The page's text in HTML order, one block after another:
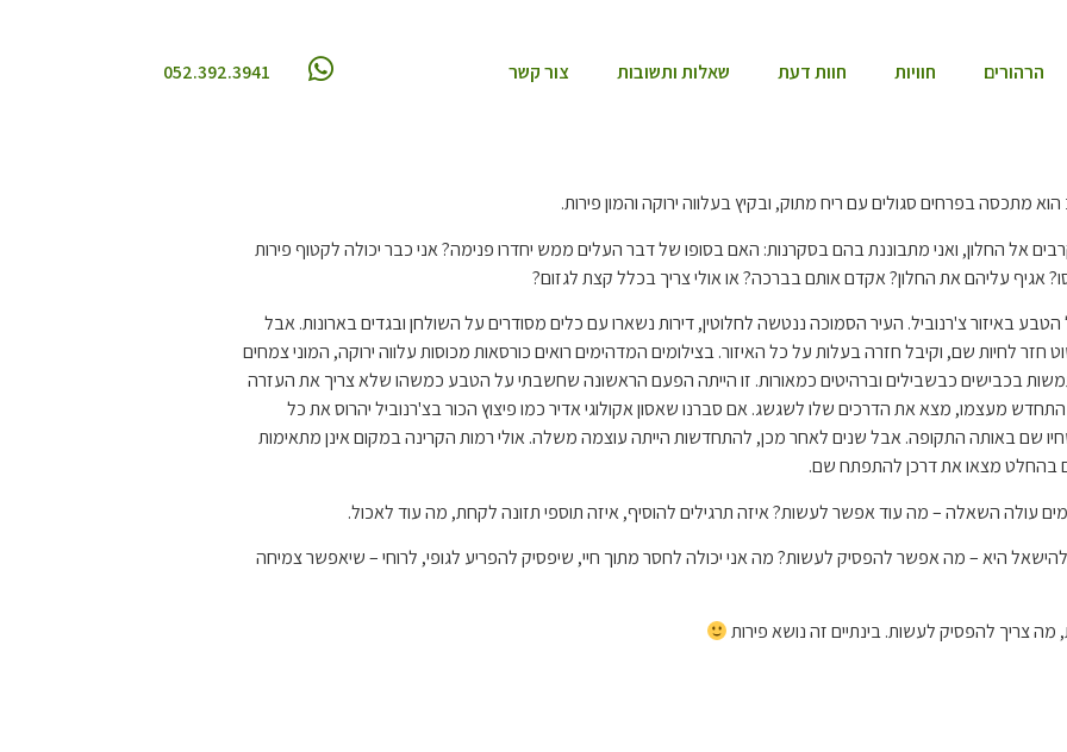
הרהורים חוויות חוות דעת שאלות ותשובות צור קשר 052.392.3941
מתכסה בפרחים סגולים עם ריח מתוק, ובקיץ בעלווה ירוקה והמון פירות.
אל החלון, ואני מתבוננת בהם בסקרנות: האם בסופו של דבר העלים ממש יחדרו פנימה? אני כבר יכולה לקטוף פירות
עליהם את החלון? אקדם אותם בברכה? או אולי צריך בכלל קצת לגזום?
באיזור צ'רנוביל. העיר הסמוכה ננטשה לחלוטין, דירות נשארו עם כלים מסודרים על השולחן ובגדים בארונות. אבל
לחיות שם, וקיבל חזרה בעלות על כל האיזור. בצילומים המדהימים רואים כורסאות מכוסות עלווה ירוקה, המוני צמחים
בכבישים כבשבילים וברהיטים כמאורות. זו הייתה הפעם הראשונה שחשבתי על הטבע כמשהו שלא צריך את העזרה
מעצמו, מצא את הדרכים שלו לשגשג. אם סברנו שאסון אקולוגי אדיר כמו פיצוץ הכור בצ'רנוביל יהרוס את כל
שם באותה התקופה. אבל שנים לאחר מכן, להתחדשות הייתה עוצמה משלה. אולי רמות הקרינה במקום אינן מתאימות
בהחלט מצאו את דרכן להתפתח שם.
עולה השאלה – מה עוד אפשר לעשות? איזה תרגילים להוסיף, איזה תוספי תזונה לקחת, מה עוד לאכול.
היא – מה אפשר להפסיק לעשות? מה אני יכולה לחסר מתוך חיי, שיפסיק להפריע לגופי, לרוחי – שיאפשר צמיחה
צריך להפסיק לעשות. בינתיים זה נושא פירות